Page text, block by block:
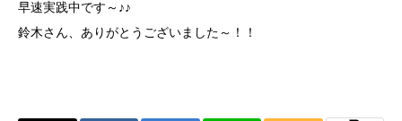
早速実践中です～♪♪
鈴木さん、ありがとうございました～！！